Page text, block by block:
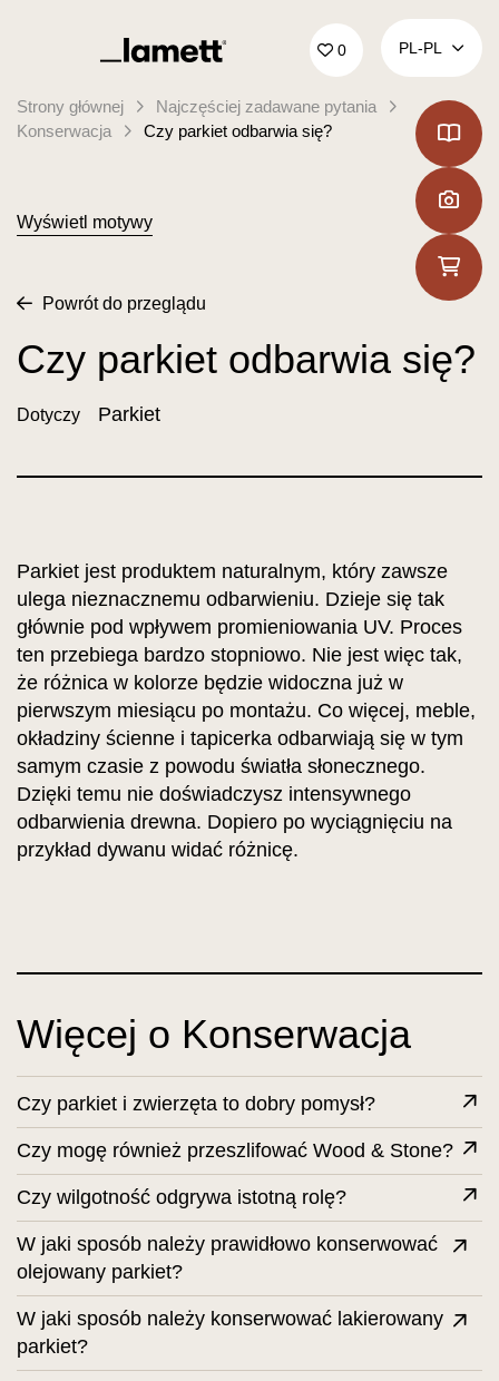
Powrót do domu 0 PL‑PL
Strony głównej
Najczęściej zadawane pytania
Konserwacja
Czy parkiet odbarwia się?
Wyświetl motywy
Powrót do przeglądu
Czy parkiet odbarwia się?
Dotyczy Parkiet
Parkiet jest produktem naturalnym, który zawsze
ulega nieznacznemu odbarwieniu. Dzieje się tak
głównie pod wpływem promieniowania UV. Proces
ten przebiega bardzo stopniowo. Nie jest więc tak,
że różnica w kolorze będzie widoczna już w
pierwszym miesiącu po montażu. Co więcej, meble,
okładziny ścienne i tapicerka odbarwiają się w tym
samym czasie z powodu światła słonecznego.
Dzięki temu nie doświadczysz intensywnego
odbarwienia drewna. Dopiero po wyciągnięciu na
przykład dywanu widać różnicę.
Więcej o Konserwacja
Czy parkiet i zwierzęta to dobry pomysł?
Czy mogę również przeszlifować Wood & Stone?
Czy wilgotność odgrywa istotną rolę?
W jaki sposób należy prawidłowo konserwować
olejowany parkiet?
W jaki sposób należy konserwować lakierowany
parkiet?